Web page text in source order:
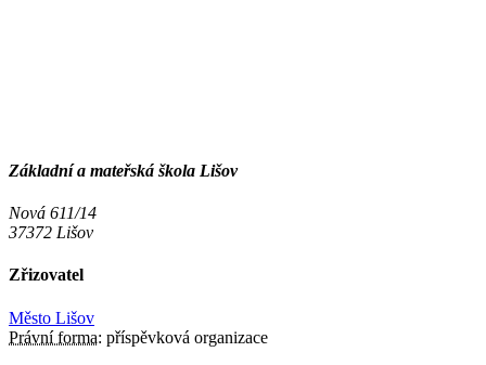
Základní a mateřská škola Lišov
Nová 611/14
37372 Lišov
Zřizovatel
Město Lišov
Právní forma: příspěvková organizace